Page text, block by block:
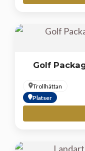
Golf
Trollhättan
Platser